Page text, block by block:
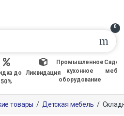
0
до
50%
Ликвидация
Промышленное
кухонное
оборудование
товары / Детская мебель /